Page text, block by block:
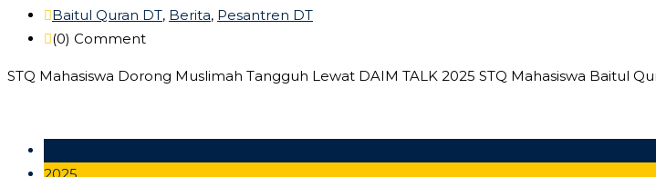
Baitul Quran DT, Berita, Pesantren DT
(0) Comment
STQ Mahasiswa Dorong Muslimah Tangguh Lewat DAIM TALK 2025 STQ Mahasiswa Baitul